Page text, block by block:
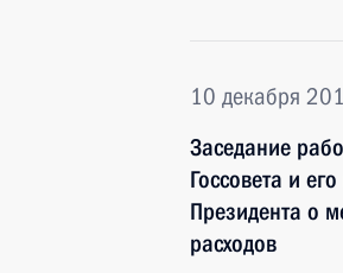
10 декабря
Заседание
Госсовета и
Президента о
расходов